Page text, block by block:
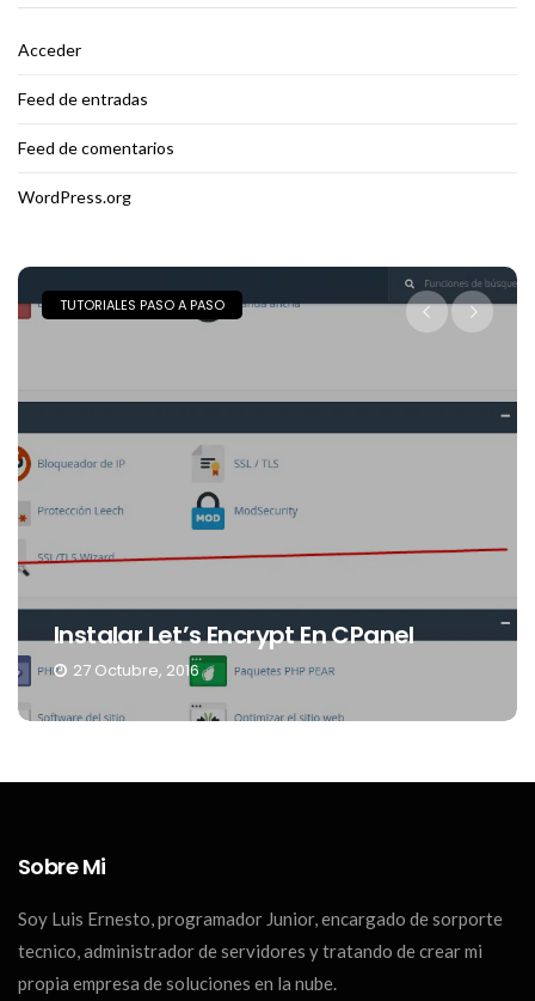
Acceder
Feed de entradas
Feed de comentarios
WordPress.org
TUTORIALES PASO A PASO
Instalar Let’s Encrypt En CPanel
27 Octubre, 2016
Sobre Mi
Soy Luis Ernesto, programador Junior, encargado de sorporte
tecnico, administrador de servidores y tratando de crear mi
propia empresa de soluciones en la nube.